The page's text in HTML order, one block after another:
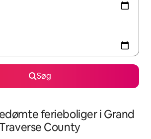
Søg
ferieboliger i Grand
Traverse County